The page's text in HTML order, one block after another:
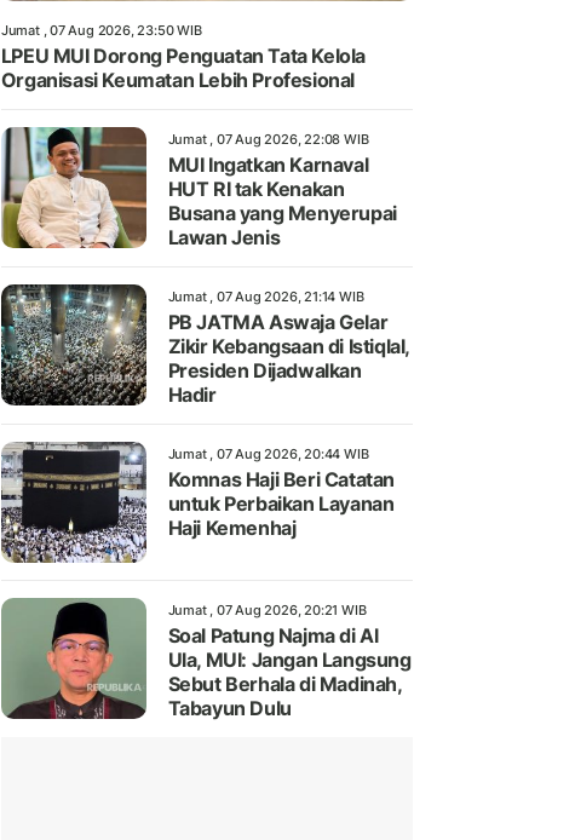
Jumat , 07 Aug 2026, 23:50 WIB
LPEU MUI Dorong Penguatan Tata Kelola
Organisasi Keumatan Lebih Profesional
Jumat , 07 Aug 2026, 22:08 WIB
MUI Ingatkan Karnaval
HUT RI tak Kenakan
Busana yang Menyerupai
Lawan Jenis
Jumat , 07 Aug 2026, 21:14 WIB
PB JATMA Aswaja Gelar
Zikir Kebangsaan di Istiqlal,
Presiden Dijadwalkan
Hadir
Jumat , 07 Aug 2026, 20:44 WIB
Komnas Haji Beri Catatan
untuk Perbaikan Layanan
Haji Kemenhaj
Jumat , 07 Aug 2026, 20:21 WIB
Soal Patung Najma di Al
Ula, MUI: Jangan Langsung
Sebut Berhala di Madinah,
Tabayun Dulu